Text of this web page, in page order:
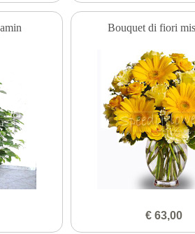
Bouquet di fiori
€ 63,00